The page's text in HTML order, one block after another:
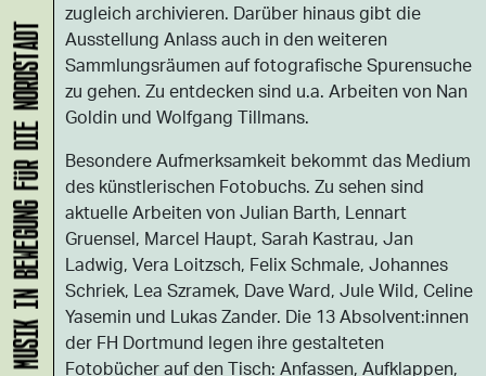
zugleich archivieren. Darüber hinaus gibt die
Ausstellung Anlass auch in den weiteren
Sammlungsräumen auf fotografische Spurensuche
zu gehen. Zu entdecken sind u.a. Arbeiten von Nan
Goldin und Wolfgang Tillmans.
Besondere Aufmerksamkeit bekommt das Medium
des künstlerischen Fotobuchs. Zu sehen sind
aktuelle Arbeiten von Julian Barth, Lennart
Gruensel, Marcel Haupt, Sarah Kastrau, Jan
Ladwig, Vera Loitzsch, Felix Schmale, Johannes
Schriek, Lea Szramek, Dave Ward, Jule Wild, Celine
Yasemin und Lukas Zander. Die 13 Absolvent:innen
der FH Dortmund legen ihre gestalteten
Fotobücher auf den Tisch: Anfassen, Aufklappen,